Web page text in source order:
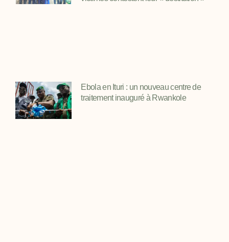
Ebola en Ituri : un nouveau centre de
traitement inauguré à Rwankole